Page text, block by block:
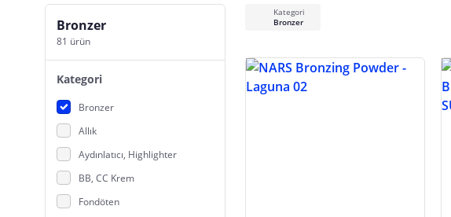
Bronzer
81 ürün
Kategori
Bronzer
Allık
Aydınlatıcı, Highlighter
BB, CC Krem
Fondöten
Kategori
Bronzer